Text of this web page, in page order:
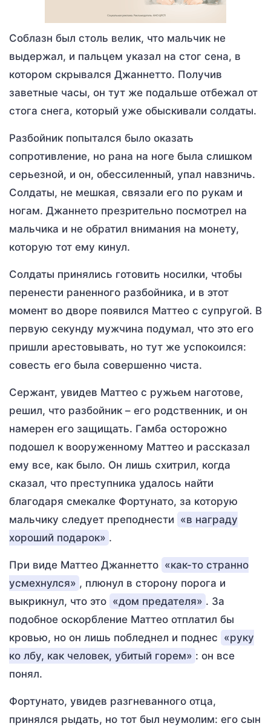
Соблазн был столь велик, что мальчик не
выдержал, и пальцем указал на стог сена, в
котором скрывался Джаннетто. Получив
заветные часы, он тут же подальше отбежал от
стога снега, который уже обыскивали солдаты.
Разбойник попытался было оказать
сопротивление, но рана на ноге была слишком
серьезной, и он, обессиленный, упал навзничь.
Солдаты, не мешкая, связали его по рукам и
ногам. Джаннето презрительно посмотрел на
мальчика и не обратил внимания на монету,
которую тот ему кинул.
Солдаты принялись готовить носилки, чтобы
перенести раненного разбойника, и в этот
момент во дворе появился Маттео с супругой. В
первую секунду мужчина подумал, что это его
пришли арестовывать, но тут же успокоился:
совесть его была совершенно чиста.
Сержант, увидев Маттео с ружьем наготове,
решил, что разбойник – его родственник, и он
намерен его защищать. Гамба осторожно
подошел к вооруженному Маттео и рассказал
ему все, как было. Он лишь схитрил, когда
сказал, что преступника удалось найти
благодаря смекалке Фортунато, за которую
мальчику следует преподнести «в награду
хороший подарок» .
При виде Маттео Джаннетто «как-то странно
усмехнулся» , плюнул в сторону порога и
выкрикнул, что это «дом предателя» . За
подобное оскорбление Маттео отплатил бы
кровью, но он лишь побледнел и поднес «руку
ко лбу, как человек, убитый горем» : он все
понял.
Фортунато, увидев разгневанного отца,
принялся рыдать, но тот был неумолим: его сын